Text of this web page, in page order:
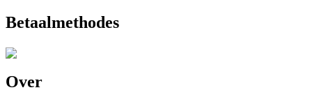
Betaalmethodes
Over